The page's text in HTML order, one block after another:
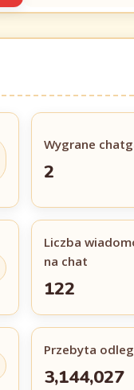
Wygrane
2
Liczba
na chat
122
Przebyta
3,144,027